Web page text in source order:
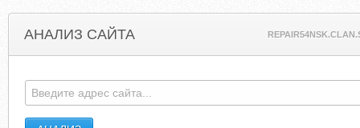
АНАЛИЗ САЙТА